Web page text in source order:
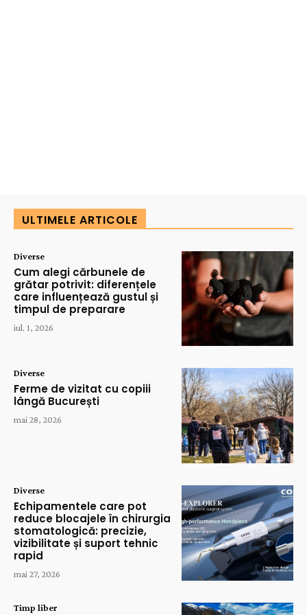
ULTIMELE ARTICOLE
Diverse
Cum alegi cărbunele de
grătar potrivit: diferențele
care influențează gustul și
timpul de preparare
iul. 1, 2026
Diverse
Ferme de vizitat cu copiii
lângă București
mai 28, 2026
Diverse
Echipamentele care pot
reduce blocajele în chirurgia
stomatologică: precizie,
vizibilitate și suport tehnic
rapid
mai 27, 2026
Timp liber